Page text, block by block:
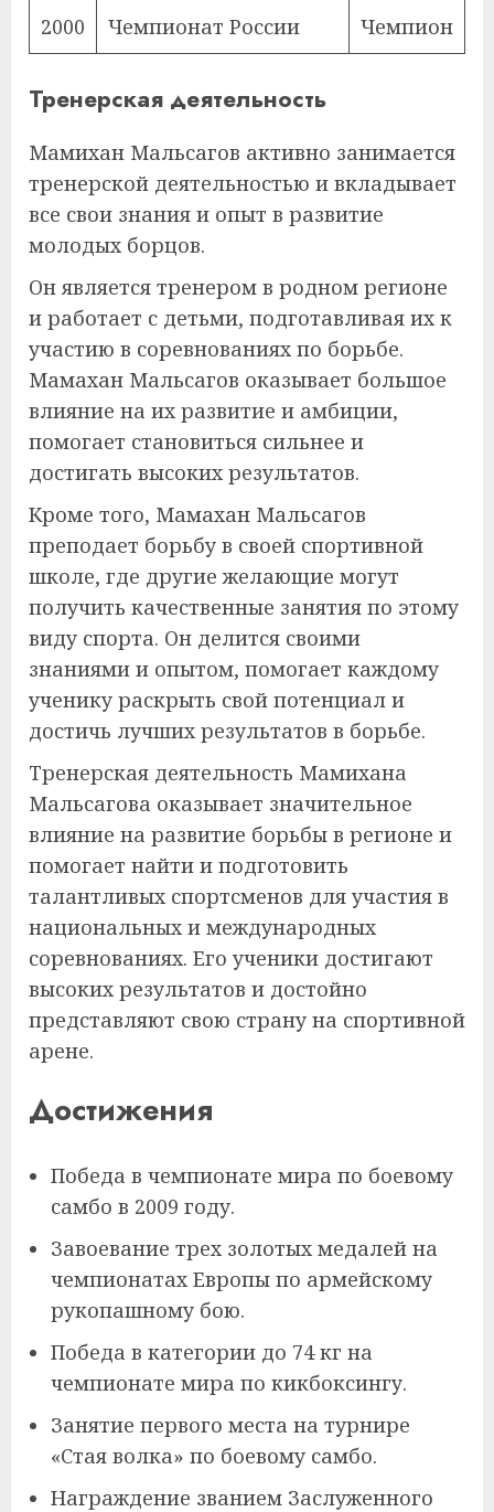
2000 Чемпионат России Чемпион
Тренерская деятельность
Мамихан Мальсагов активно занимается
тренерской деятельностью и вкладывает
все свои знания и опыт в развитие
молодых борцов.
Он является тренером в родном регионе
и работает с детьми, подготавливая их к
участию в соревнованиях по борьбе.
Мамахан Мальсагов оказывает большое
влияние на их развитие и амбиции,
помогает становиться сильнее и
достигать высоких результатов.
Кроме того, Мамахан Мальсагов
преподает борьбу в своей спортивной
школе, где другие желающие могут
получить качественные занятия по этому
виду спорта. Он делится своими
знаниями и опытом, помогает каждому
ученику раскрыть свой потенциал и
достичь лучших результатов в борьбе.
Тренерская деятельность Мамихана
Мальсагова оказывает значительное
влияние на развитие борьбы в регионе и
помогает найти и подготовить
талантливых спортсменов для участия в
национальных и международных
соревнованиях. Его ученики достигают
высоких результатов и достойно
представляют свою страну на спортивной
арене.
Достижения
Победа в чемпионате мира по боевому
самбо в 2009 году.
Завоевание трех золотых медалей на
чемпионатах Европы по армейскому
рукопашному бою.
Победа в категории до 74 кг на
чемпионате мира по кикбоксингу.
Занятие первого места на турнире
«Стая волка» по боевому самбо.
Награждение званием Заслуженного